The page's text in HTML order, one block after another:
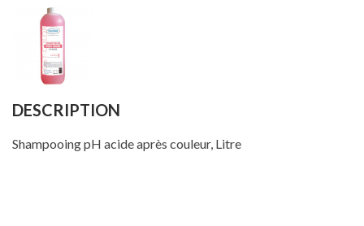
DESCRIPTION
Shampooing pH acide après couleur, Litre